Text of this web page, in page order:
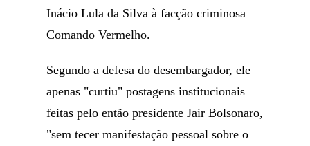
Inácio Lula da Silva à facção criminosa
Comando Vermelho.
Segundo a defesa do desembargador, ele
apenas "curtiu" postagens institucionais
feitas pelo então presidente Jair Bolsonaro,
"sem tecer manifestação pessoal sobre o